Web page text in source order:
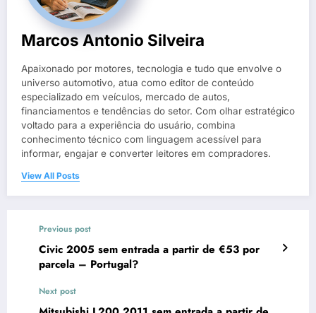
Marcos Antonio Silveira
Apaixonado por motores, tecnologia e tudo que envolve o
universo automotivo, atua como editor de conteúdo
especializado em veículos, mercado de autos,
financiamentos e tendências do setor. Com olhar estratégico
voltado para a experiência do usuário, combina
conhecimento técnico com linguagem acessível para
informar, engajar e converter leitores em compradores.
View All Posts
Previous post
Civic 2005 sem entrada a partir de €53 por
parcela – Portugal?
Next post